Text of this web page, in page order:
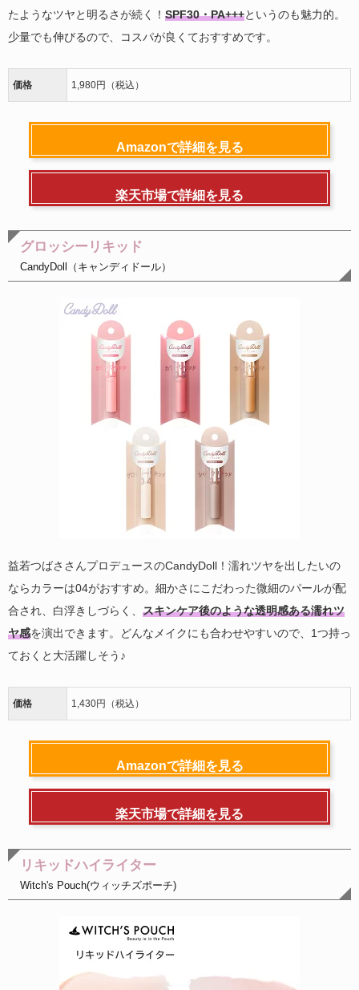
たようなツヤと明るさが続く！ SPF30・PA+++というのも魅力的。
少量でも伸びるので、コスパが良くておすすめです。
価格 1,980円（税込）
Amazonで詳細を見る
楽天市場で詳細を見る
グロッシーリキッド
CandyDoll（キャンディドール）
益若つばささんプロデュースのCandyDoll！濡れツヤを出したいの
ならカラーは04がおすすめ。細かさにこだわった微細のパールが配
合され、白浮きしづらく、 スキンケア後のような透明感ある濡れツ
ヤ感を演出できます。どんなメイクにも合わせやすいので、1つ持っ
ておくと大活躍しそう♪
価格 1,430円（税込）
Amazonで詳細を見る
楽天市場で詳細を見る
リキッドハイライター
Witch's Pouch(ウィッチズポーチ)